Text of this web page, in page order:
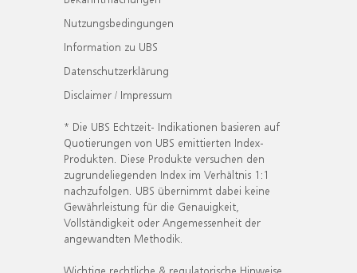
Nutzungsbedingungen
Information zu UBS
Datenschutzerklärung
Disclaimer / Impressum
* Die UBS Echtzeit- Indikationen basieren auf
Quotierungen von UBS emittierten Index-
Produkten. Diese Produkte versuchen den
zugrundeliegenden Index im Verhältnis 1:1
nachzufolgen. UBS übernimmt dabei keine
Gewährleistung für die Genauigkeit,
Vollständigkeit oder Angemessenheit der
angewandten Methodik.